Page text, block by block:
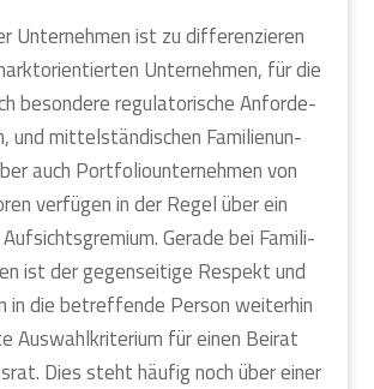
Unter­neh­men ist zu dif­fe­ren­zie­ren
Unter­neh­men, für die
beson­de­re regu­la­to­ri­sche Anfor­de­
und mit­tel­stän­di­schen Fami­li­en­un­
auch Port­fo­lio­un­ter­neh­men von
ver­fü­gen in der Regel über ein
Gera­de bei Fami­li­
ist der gegen­sei­ti­ge Respekt und
in die betref­fen­de Per­son wei­ter­hin
Aus­wahl­kri­te­ri­um für einen Bei­rat
Dies steht häu­fig noch über einer